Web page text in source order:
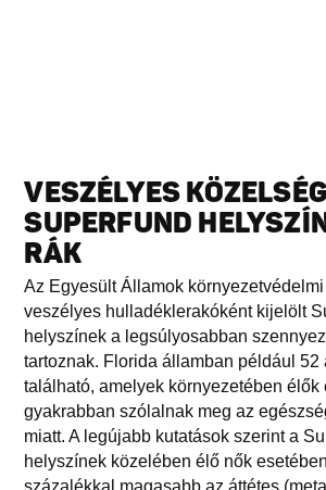
VESZÉLYES
SUPERFUND
RÁK
Az Egyesült Államok környezetvédelmi
veszélyes hulladéklerakóként kijelölt
helyszínek a legsúlyosabban
tartoznak. Florida államban például 52
található, amelyek környezetében élők
gyakrabban szólalnak meg az
miatt. A legújabb kutatások szerint a
helyszínek közelében élő nők
százalékkal magasabb az áttétes